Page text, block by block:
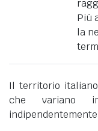
Più
la
Il territorio
che variano